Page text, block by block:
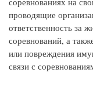
проводящие
ответственность за
соревнований, а
или повреждения
связи с